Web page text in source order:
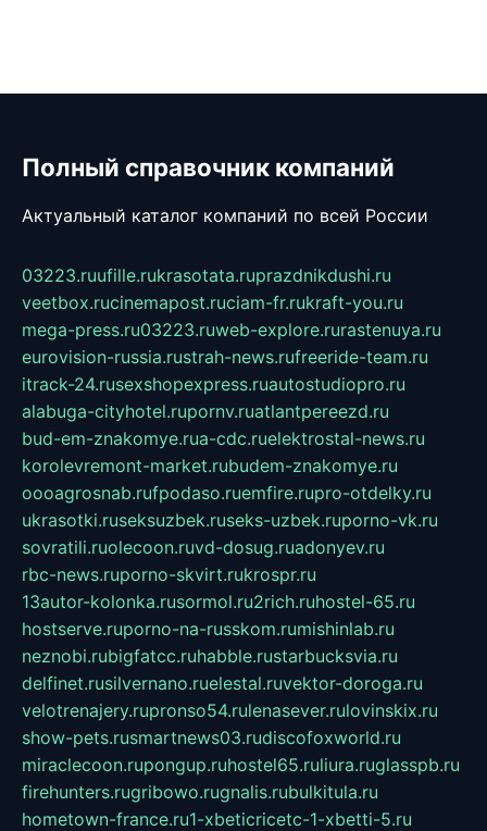
Полный справочник компаний
Актуальный каталог компаний по всей России
03223.ruufille.rukrasotata.ruprazdnikdushi.ru
veetbox.rucinemapost.ruciam-fr.rukraft-you.ru
mega-press.ru03223.ruweb-explore.rurastenuya.ru
eurovision-russia.rustrah-news.rufreeride-team.ru
itrack-24.rusexshopexpress.ruautostudiopro.ru
alabuga-cityhotel.rupornv.ruatlantpereezd.ru
bud-em-znakomye.rua-cdc.ruelektrostal-news.ru
korolevremont-market.rubudem-znakomye.ru
oooagrosnab.rufpodaso.ruemfire.rupro-otdelky.ru
ukrasotki.ruseksuzbek.ruseks-uzbek.ruporno-vk.ru
sovratili.ruolecoon.ruvd-dosug.ruadonyev.ru
rbc-news.ruporno-skvirt.rukrospr.ru
13autor-kolonka.rusormol.ru2rich.ruhostel-65.ru
hostserve.ruporno-na-russkom.rumishinlab.ru
neznobi.rubigfatcc.ruhabble.rustarbucksvia.ru
delfinet.rusilvernano.ruelestal.ruvektor-doroga.ru
velotrenajery.rupronso54.rulenasever.rulovinskix.ru
show-pets.rusmartnews03.rudiscofoxworld.ru
miraclecoon.rupongup.ruhostel65.ruliura.ruglasspb.ru
firehunters.rugribowo.rugnalis.rubulkitula.ru
hometown-france.ru1-xbeticricetc-1-xbetti-5.ru